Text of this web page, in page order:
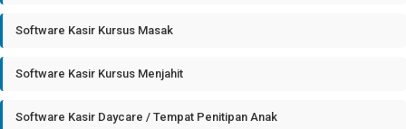
Software Kasir Kursus Masak
Software Kasir Kursus Menjahit
Software Kasir Daycare / Tempat Penitipan Anak